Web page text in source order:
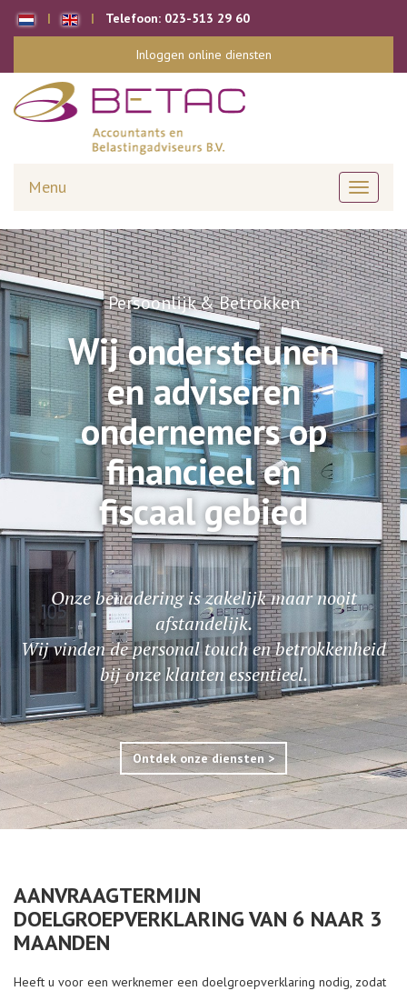
Telefoon: 023-513 29 60
Inloggen online diensten
Toggle
Menu
Persoonlijk & Betrokken
Wij ondersteunen
en adviseren
ondernemers op
financieel en
fiscaal gebied
Onze benadering is zakelijk maar nooit
afstandelijk.
Wij vinden de personal touch en betrokkenheid
bij onze klanten essentieel.
Ontdek onze diensten >
AANVRAAGTERMIJN
DOELGROEPVERKLARING VAN 6 NAAR 3
MAANDEN
Heeft u voor een werknemer een doelgroepverklaring nodig, zodat